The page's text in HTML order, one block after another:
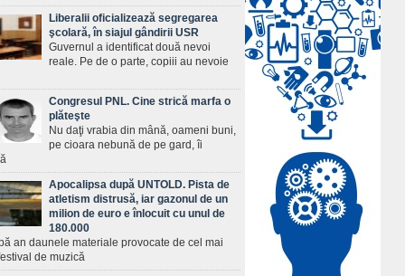
Liberalii oficializează segregarea
şcolară, în siajul gândirii USR
Guvernul a identificat două nevoi
reale. Pe de o parte, copiii au nevoie
Congresul PNL. Cine strică marfa o
plăteşte
Nu daţi vrabia din mână, oameni buni,
pe cioara nebună de pe gard, îi
Apocalipsa după UNTOLD. Pista de
atletism distrusă, iar gazonul de un
milion de euro e înlocuit cu unul de
180.000
an daunele materiale provocate de cel mai
de muzică